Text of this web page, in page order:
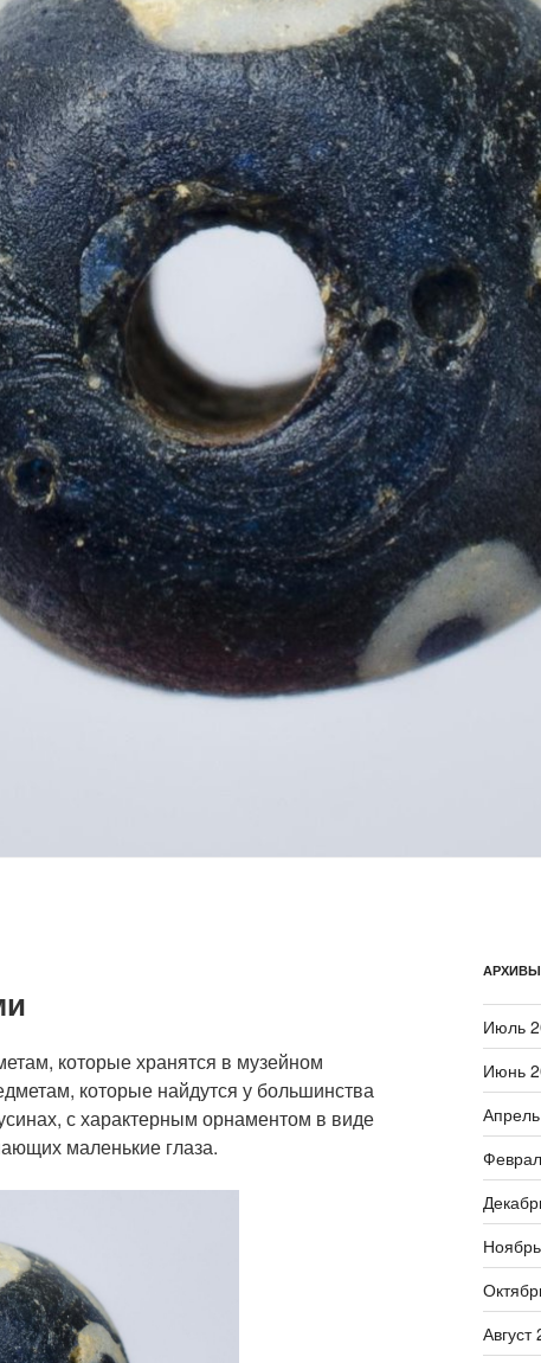
которые хранятся в музейном
которые найдутся у большинства
с характерным орнаментом в виде
маленькие глаза.
АРХИВЫ
Июль
Июнь
Август